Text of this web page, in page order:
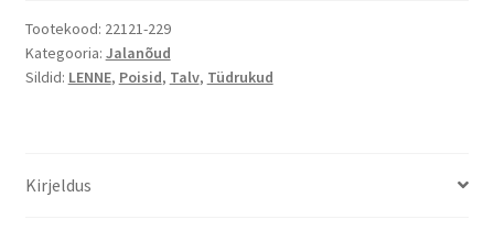
BILLIE
kogus
Tootekood: 22121-229
Kategooria: Jalanõud
Sildid: LENNE, Poisid, Talv, Tüdrukud
Kirjeldus